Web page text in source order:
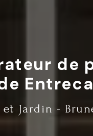
de
et Jardin -